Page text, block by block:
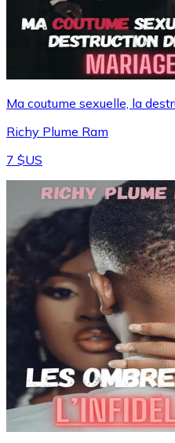
Ma coutume sexuelle, la
Richy Plume Ram
7 $US